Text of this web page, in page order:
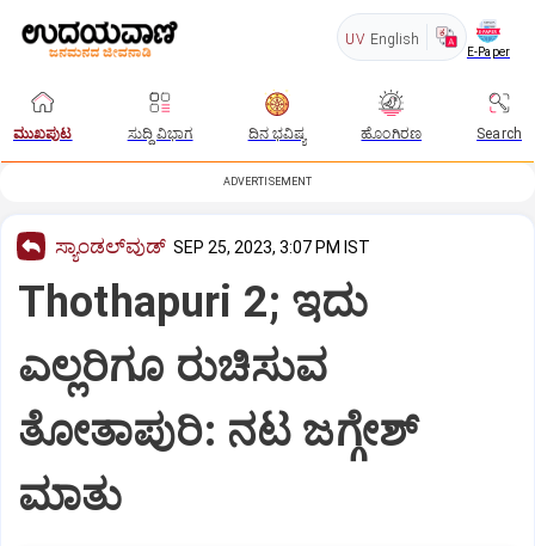
UV English
E-Paper
ಮುಖಪುಟ ಸುದ್ದಿ ವಿಭಾಗ ದಿನ ಭವಿಷ್ಯ ಹೊಂಗಿರಣ Search
ADVERTISEMENT
ಸ್ಯಾಂಡಲ್‌ವುಡ್‌ SEP 25, 2023, 3:07 PM IST
Thothapuri 2; ಇದು
ಎಲ್ಲರಿಗೂ ರುಚಿಸುವ
ತೋತಾಪುರಿ: ನಟ ಜಗ್ಗೇಶ್‌
ಮಾತು